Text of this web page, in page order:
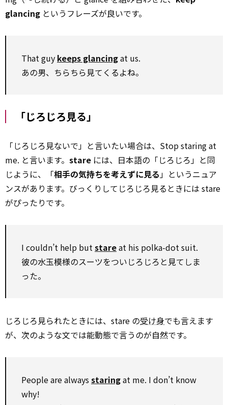
glancing というフレーズが良いです。
That guy keeps glancingat us.
あの男、ちらちら見てくるよね。
「じろじろ見る」
「じろじろ見ないで」と言いたい場合は、Stop staring at
me. と言います。 stare には、日本語の「じろじろ」と同
じように、「相手の気持ちを考えずに見る」というニュア
ンスがあります。びっくりしてじろじろ見るときには stare
がぴったりです。
I couldn’t help butstareat his polka-dot suit.
彼の水玉模様のスーツをついじろじろと見てしま
った。
じろじろ見られたときには、stare の受け身でも言えます
が、次のような文では能動態で言うのが自然です。
People are always staringat me. I don’t know
why!